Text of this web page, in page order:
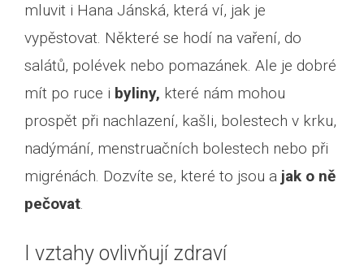
mluvit i Hana Jánská, která ví, jak je
vypěstovat. Některé se hodí na vaření, do
salátů, polévek nebo pomazánek. Ale je dobré
mít po ruce i byliny, které nám mohou
prospět při nachlazení, kašli, bolestech v krku,
nadýmání, menstruačních bolestech nebo při
migrénách. Dozvíte se, které to jsou a jak o ně
pečovat.
I vztahy ovlivňují zdraví